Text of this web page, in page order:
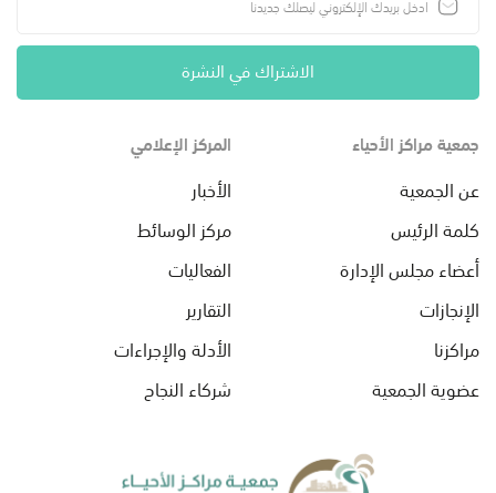
الاشتراك في النشرة
جمعية مراكز الأحياء
عن الجمعية
كلمة الرئيس
أعضاء مجلس الإدارة
الإنجازات
مراكزنا
عضوية الجمعية
المركز الإعلامي
الأخبار
مركز الوسائط
الفعاليات
التقارير
الأدلة والإجراءات
شركاء النجاح